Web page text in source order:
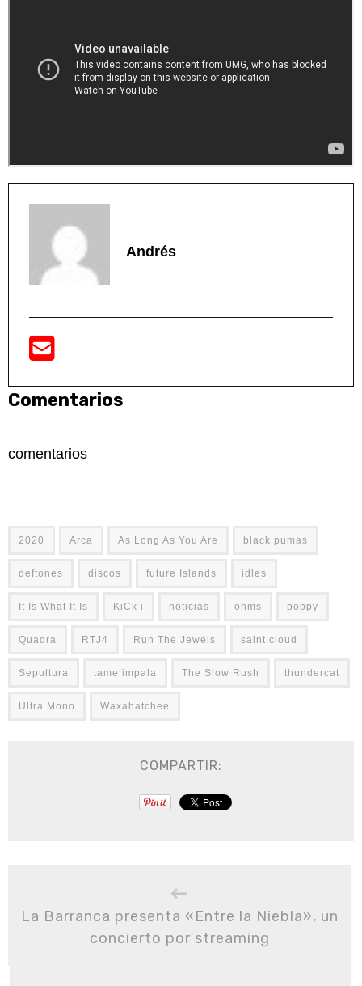
Andrés
Comentarios
comentarios
2020 Arca As Long As You Are black pumas
deftones discos future Islands idles
It Is What It Is KiCk i noticias ohms poppy
Quadra RTJ4 Run The Jewels saint cloud
Sepultura tame impala The Slow Rush thundercat
Ultra Mono Waxahatchee
COMPARTIR:
La Barranca presenta «Entre la Niebla», un
concierto por streaming